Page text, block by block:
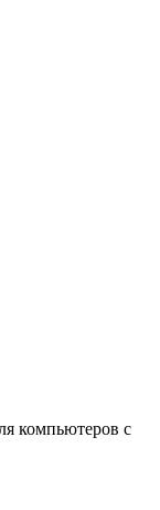
компьютеров с